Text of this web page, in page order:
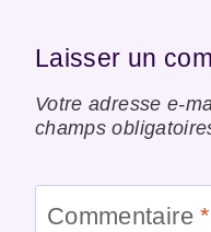
Laisser un
Votre adresse e-
champs
Commentaire*